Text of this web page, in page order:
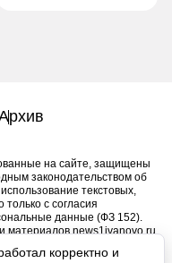
корректно и
на сайте, защищены
законодательством об
текстовых,
с согласия
данные (ФЗ 152).
материалов news1ivanovo.ru
текста: